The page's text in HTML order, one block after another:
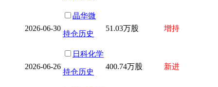
2026-06-30
晶华微
持仓历史
51.03万股 增持
2026-06-26
日科化学
持仓历史
400.74万股 新进